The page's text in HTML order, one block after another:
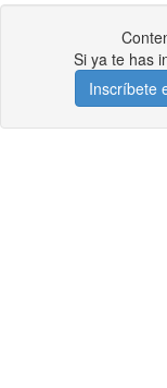
Si ya te has
Inscríbete